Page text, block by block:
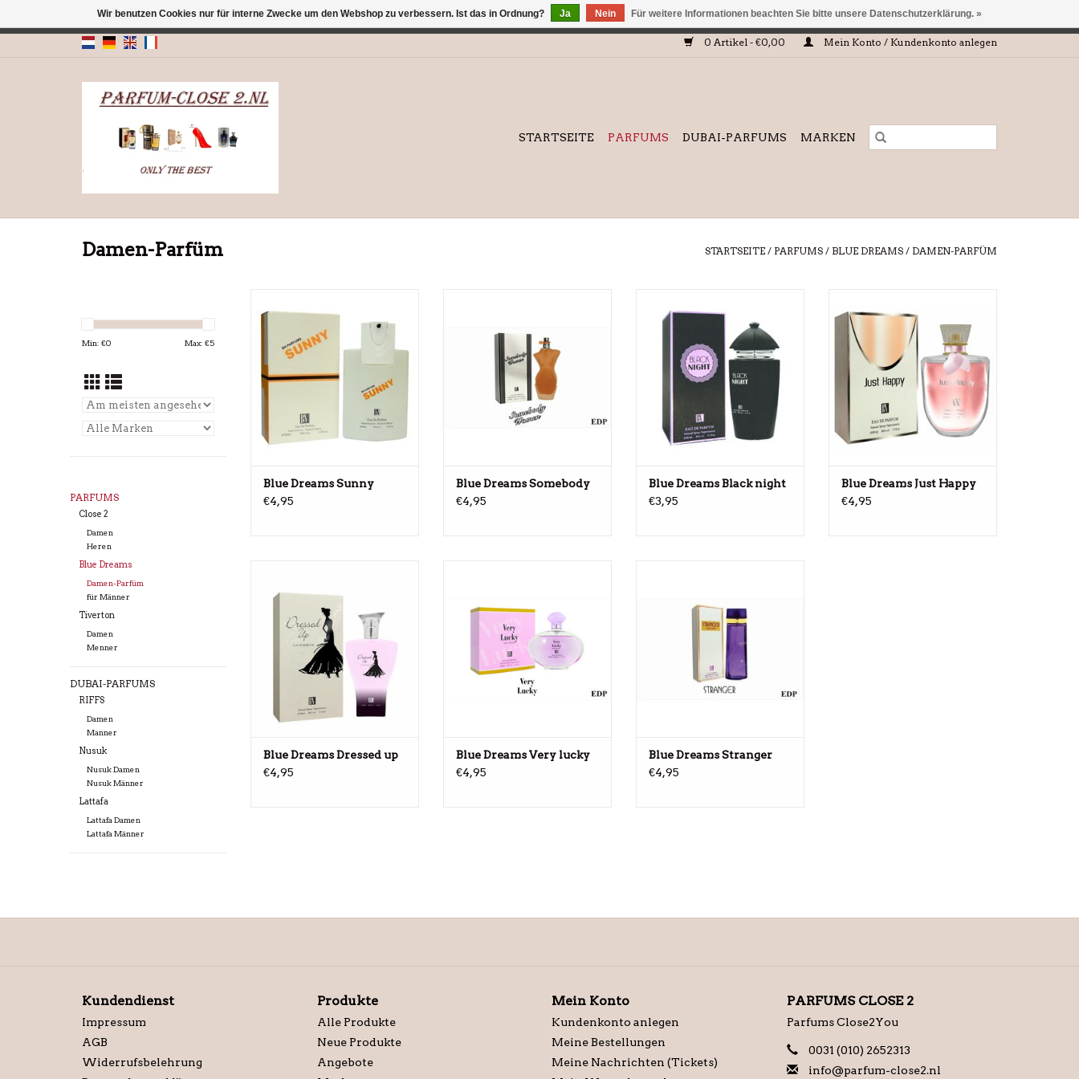
0 Artikel - €0,00 Mein Konto / Kundenkonto anlegen
STARTSEITE PARFUMS DUBAI-PARFUMS MARKEN
Damen-Parfüm STARTSEITE / PARFUMS / BLUE DREAMS / DAMEN-PARFÜM
Min: €0 Max: €5
PARFUMS
Close 2
Damen
Heren
Blue Dreams
Damen-Parfüm
für Männer
Tiverton
Damen
Menner
DUBAI-PARFUMS
RIFFS
Damen
Manner
Nusuk
Nusuk Damen
Nusuk Männer
Lattafa
Lattafa Damen
Lattafa Männer
Blue Dreams Sunny
€4,95
HINZUFÜGEN
Blue Dreams Somebody
€4,95
Blue Dreams Black night
€3,95
Blue Dreams Just Happy
€4,95
ZUM WARENKORB
HINZUFÜGEN
Blue Dreams Dressed up
€4,95
HINZUFÜGEN
Blue Dreams Very lucky
€4,95
HINZUFÜGEN
Blue Dreams Stranger
€4,95
Kundendienst
Impressum
AGB
Widerrufsbelehrung
Produkte
Alle Produkte
Neue Produkte
Angebote
Mein Konto
Kundenkonto anlegen
Meine Bestellungen
Meine Nachrichten (Tickets)
PARFUMS CLOSE 2
Parfums Close2You
0031 (010) 2652313
info@parfum-close2.nl
Wir benutzen Cookies nur für interne Zwecke um den Webshop zu verbessern. Ist das in Ordnung? Ja Nein Für weitere Informationen beachten Sie bitte unsere Datenschutzerklärung. »
← Zurück zum BackofficeDieser Shop befindet sich im Aufbau. Eventuell können nicht alle Bestellungen eingehalten oder erfüllt werden.